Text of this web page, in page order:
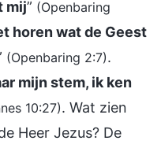
mij” (Openbaring
horen wat de Geest
(Openbaring 2:7).
mijn stem, ik ken
10:27). Wat zien
Heer Jezus? De